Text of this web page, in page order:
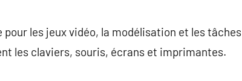
les jeux vidéo, la modélisation et les tâches
les claviers, souris, écrans et imprimantes.